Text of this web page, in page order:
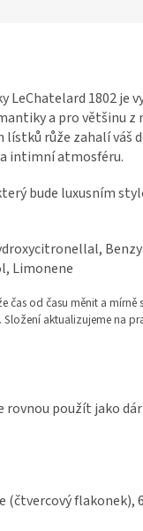
LeChatelard 1802 je
a pro většinu z
růže zahalí váš
intimní atmosféru.
bude luxusním
Limonene
čas od času měnit a mírně
aktualizujeme na
rovnou použít jako
(čtvercový flakonek),